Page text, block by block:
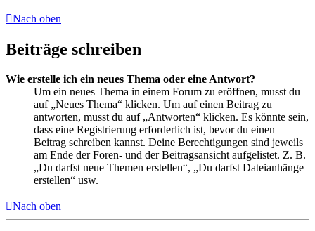
Nach oben
Beiträge schreiben
Wie erstelle ich ein neues Thema oder eine Antwort?
Um ein neues Thema in einem Forum zu eröffnen, musst du
auf „Neues Thema“ klicken. Um auf einen Beitrag zu
antworten, musst du auf „Antworten“ klicken. Es könnte sein,
dass eine Registrierung erforderlich ist, bevor du einen
Beitrag schreiben kannst. Deine Berechtigungen sind jeweils
am Ende der Foren- und der Beitragsansicht aufgelistet. Z. B.
„Du darfst neue Themen erstellen“, „Du darfst Dateianhänge
erstellen“ usw.
Nach oben